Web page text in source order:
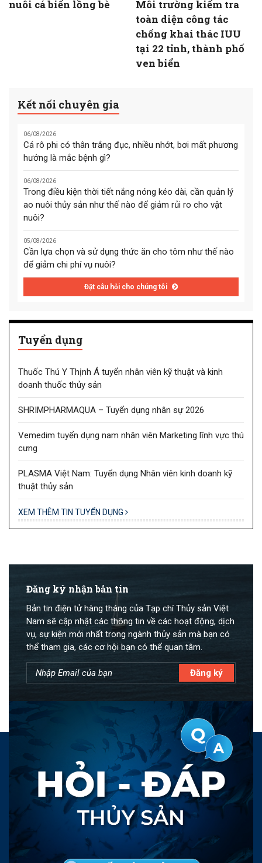
nuôi cá biển lồng bè
Môi trường kiểm tra
toàn diện công tác
chống khai thác IUU
tại 22 tỉnh, thành phố
ven biển
Kết nối chuyên gia
06/08/2026
Cá rô phi có thân trắng đục, nhiều nhớt, bơi mất phương
hướng là mắc bệnh gì?
06/08/2026
Trong điều kiện thời tiết nắng nóng kéo dài, cần quản lý
ao nuôi thủy sản như thế nào để giảm rủi ro cho vật
nuôi?
05/08/2026
Cần lựa chọn và sử dụng thức ăn cho tôm như thế nào
để giảm chi phí vụ nuôi?
Đặt câu hỏi cho chúng tôi
Tuyển dụng
Thuốc Thú Y Thịnh Á tuyển nhân viên kỹ thuật và kinh
doanh thuốc thủy sản
SHRIMPHARMAQUA – Tuyển dụng nhân sự 2026
Vemedim tuyển dụng nam nhân viên Marketing lĩnh vực thú
cưng
PLASMA Việt Nam: Tuyển dụng Nhân viên kinh doanh kỹ
thuật thủy sản
XEM THÊM TIN TUYỂN DỤNG
Đăng ký nhận bản tin
Bản tin điện tử hàng tháng của Tạp chí Thủy sản Việt
Nam sẽ cập nhật các thông tin về các hoạt động, dịch
vụ, sự kiện mới nhất trong ngành thủy sản mà bạn có
thể tham gia, các cơ hội bạn có thể quan tâm.